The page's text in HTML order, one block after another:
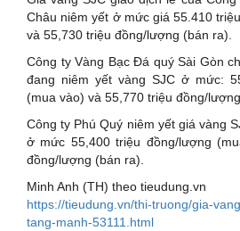
Châu niêm yết ở mức giá 55.410
và 55,730 triệu đồng/lượng (bán ra).
Công ty Vàng Bạc Đá quý Sài Gòn
đang niêm yết vàng SJC ở mức:
(mua vào) và 55,770 triệu đồng/
Công ty Phú Quý niêm yết giá vàng
ở mức 55,400 triệu đồng/lượng
đồng/lượng (bán ra).
Minh Anh (TH) theo tieudung.vn
https://tieudung.vn/thi-truong/gia-
tang-manh-53111.html